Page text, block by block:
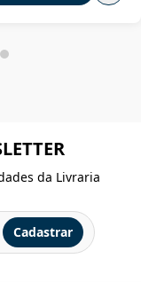
da Livraria
Cadastrar